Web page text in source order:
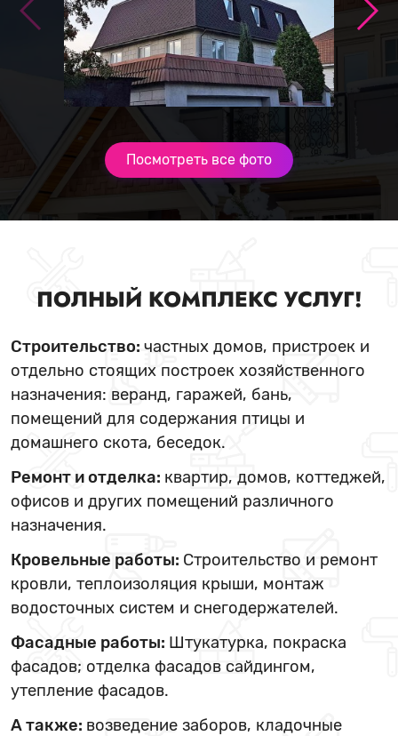
Посмотреть все фото
ПОЛНЫЙ КОМПЛЕКС УСЛУГ!
Строительство: частных домов, пристроек и
отдельно стоящих построек хозяйственного
назначения: веранд, гаражей, бань,
помещений для содержания птицы и
домашнего скота, беседок.
Ремонт и отделка: квартир, домов, коттеджей,
офисов и других помещений различного
назначения.
Кровельные работы: Строительство и ремонт
кровли, теплоизоляция крыши, монтаж
водосточных систем и снегодержателей.
Фасадные работы: Штукатурка, покраска
фасадов; отделка фасадов сайдингом,
утепление фасадов.
А также: возведение заборов, кладочные